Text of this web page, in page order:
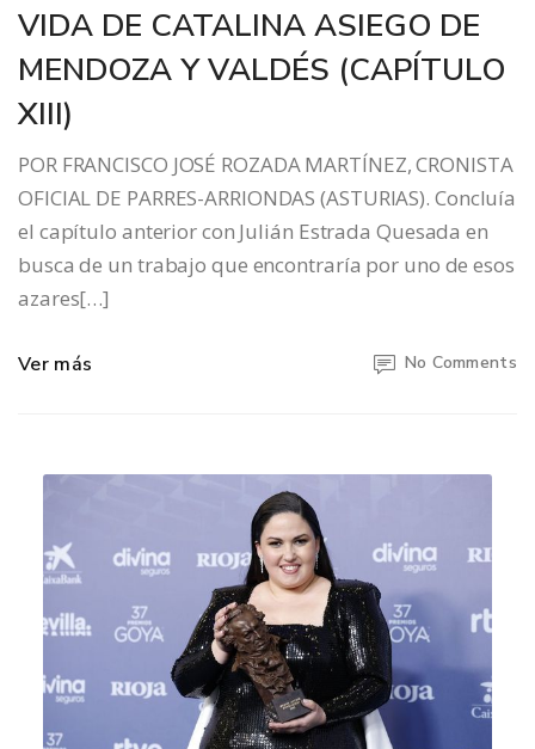
VIDA DE CATALINA ASIEGO DE
MENDOZA Y VALDÉS (CAPÍTULO
XIII)
POR FRANCISCO JOSÉ ROZADA MARTÍNEZ, CRONISTA
OFICIAL DE PARRES-ARRIONDAS (ASTURIAS). Concluía
el capítulo anterior con Julián Estrada Quesada en
busca de un trabajo que encontraría por uno de esos
azares[…]
Ver más No Comments